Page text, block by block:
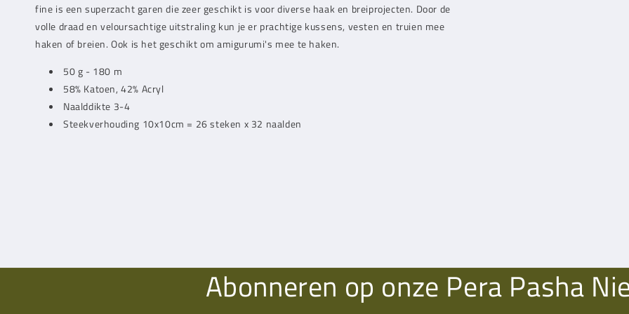
fine is een superzacht garen die zeer geschikt is voor diverse haak en breiprojecten. Door de
volle draad en veloursachtige uitstraling kun je er prachtige kussens, vesten en truien mee
haken of breien. Ook is het geschikt om amigurumi's mee te haken.
50 g - 180 m
58% Katoen, 42% Acryl
Naalddikte 3-4
Steekverhouding 10x10cm = 26 steken x 32 naalden
Abonneren op onze Pera Pasha